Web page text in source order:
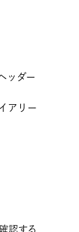
ッダー
アリー
認する